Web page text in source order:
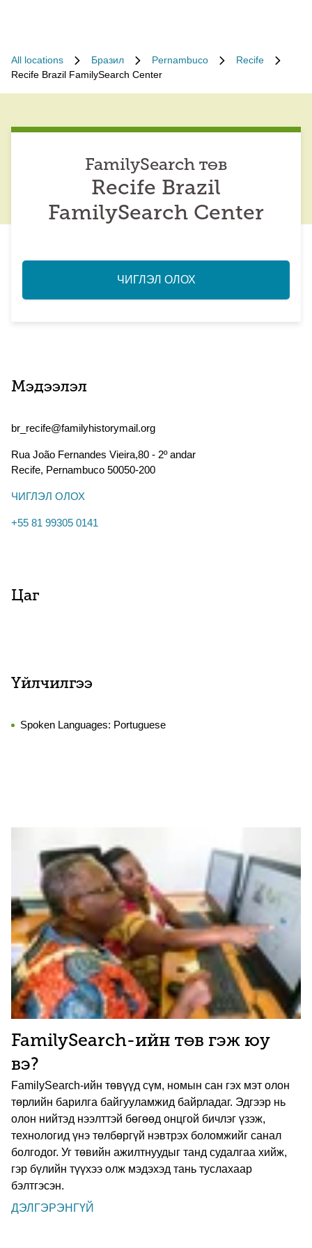
All locations Бразил Pernambuco
Recife
Recife Brazil FamilySearch Center
FamilySearch төв
Recife Brazil
FamilySearch Center
ЧИГЛЭЛ ОЛОХ
Мэдээлэл
br_recife@familyhistorymail.org
Rua João Fernandes Vieira,80 - 2º andar
Recife, Pernambuco 50050-200
ЧИГЛЭЛ ОЛОХ
+55 81 99305 0141
Цаг
Үйлчилгээ
Spoken Languages: Portuguese
FamilySearch-ийн төв гэж юу
вэ?
FamilySearch-ийн төвүүд сүм, номын сан гэх мэт олон
төрлийн барилга байгууламжид байрладаг. Эдгээр нь
олон нийтэд нээлттэй бөгөөд онцгой бичлэг үзэж,
технологид үнэ төлбөргүй нэвтрэх боломжийг санал
болгодог. Уг төвийн ажилтнуудыг танд судалгаа хийж,
гэр бүлийн түүхээ олж мэдэхэд тань туслахаар
бэлтгэсэн.
ДЭЛГЭРЭНГҮЙ